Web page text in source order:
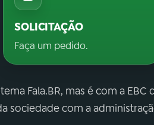
SOLICITAÇÃO
Faça um pedido.
Fala.BR, mas é com a EBC
sociedade com a